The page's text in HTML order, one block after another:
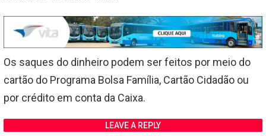
Os saques do dinheiro podem ser feitos por meio do
cartão do Programa Bolsa Família, Cartão Cidadão ou
por crédito em conta da Caixa.
LEAVE A REPLY